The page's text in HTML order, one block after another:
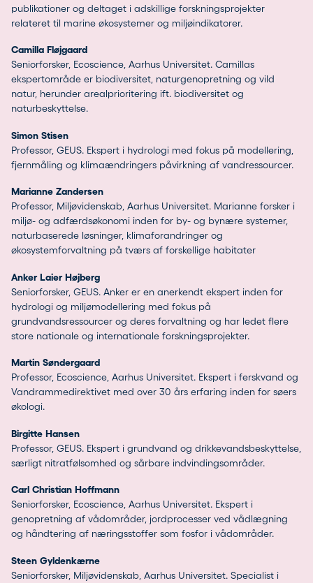
publikationer og deltaget i adskillige forskningsprojekter
relateret til marine økosystemer og miljøindikatorer.
Camilla Fløjgaard
Seniorforsker, Ecoscience, Aarhus Universitet. Camillas
ekspertområde er biodiversitet, naturgenopretning og vild
natur, herunder arealprioritering ift. biodiversitet og
naturbeskyttelse.
Simon Stisen
Professor, GEUS. Ekspert i hydrologi med fokus på modellering,
fjernmåling og klimaændringers påvirkning af vandressourcer.
Marianne Zandersen
Professor, Miljøvidenskab, Aarhus Universitet. Marianne forsker i
miljø- og adfærdsøkonomi inden for by- og bynære systemer,
naturbaserede løsninger, klimaforandringer og
økosystemforvaltning på tværs af forskellige habitater
Anker Laier Højberg
Seniorforsker, GEUS. Anker er en anerkendt ekspert inden for
hydrologi og miljømodellering med fokus på
grundvandsressourcer og deres forvaltning og har ledet flere
store nationale og internationale forskningsprojekter.
Martin Søndergaard
Professor, Ecoscience, Aarhus Universitet. Ekspert i ferskvand og
Vandrammedirektivet med over 30 års erfaring inden for søers
økologi.
Birgitte Hansen
Professor, GEUS. Ekspert i grundvand og drikkevandsbeskyttelse,
særligt nitratfølsomhed og sårbare indvindingsområder.
Carl Christian Hoffmann
Seniorforsker, Ecoscience, Aarhus Universitet. Ekspert i
genopretning af vådområder, jordprocesser ved vådlægning
og håndtering af næringsstoffer som fosfor i vådområder.
Steen Gyldenkærne
Seniorforsker, Miljøvidenskab, Aarhus Universitet. Specialist i